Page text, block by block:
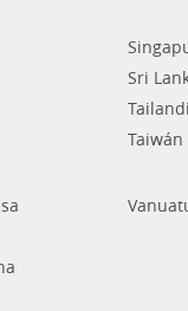
Sri
Taiwán